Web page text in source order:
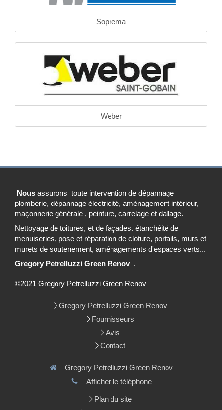
Soprema
Weber
Nous assurons toute intervention de dépannage
plomberie, dépannage électricité, aménagement intérieur,
maçonnerie générale , peinture, carrelage et dallage.
Nettoyage de toitures, et de façades. étanchéité de
menuiseries, pose et réparation de cloture, portails, murs et
murets de soutenement, aménagements d'espaces verts...
Gregory Petrelluzzi Green Renov .
©2021 Gregory Petrelluzzi Green Renov
Gregory Petrelluzzi Green Renov
Fournisseurs
Avis
Contact
Gregory Petrelluzzi Green Renov
Afficher le téléphone
Plan du site